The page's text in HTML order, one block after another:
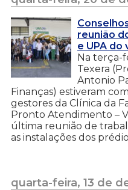
reunião
e UPA
Na terça-
Texera
Antonio
Finanças) estiveram
gestores da Clínica da
Pronto Atendimento –
última reunião de
as instalações dos
quarta-feira, 13 de